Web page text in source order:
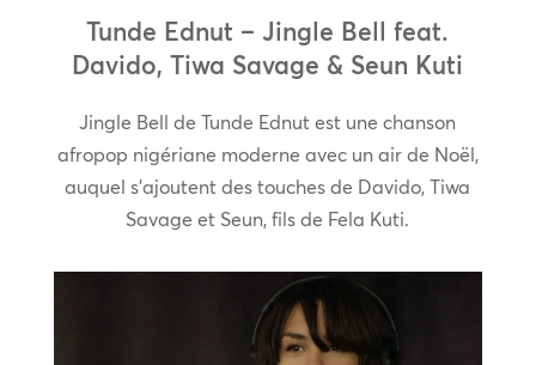
Tunde Ednut – Jingle Bell feat.
Davido, Tiwa Savage & Seun Kuti
Jingle Bell de Tunde Ednut est une chanson
afropop nigériane moderne avec un air de Noël,
auquel s’ajoutent des touches de Davido, Tiwa
Savage et Seun, fils de Fela Kuti.